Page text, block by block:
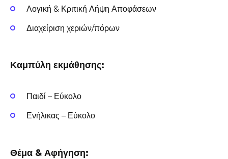
Λογική & Κριτική Λήψη Αποφάσεων
Διαχείριση χεριών/πόρων
Καμπύλη εκμάθησης:
Παιδί – Εύκολο
Ενήλικας – Εύκολο
Θέμα & Αφήγηση: